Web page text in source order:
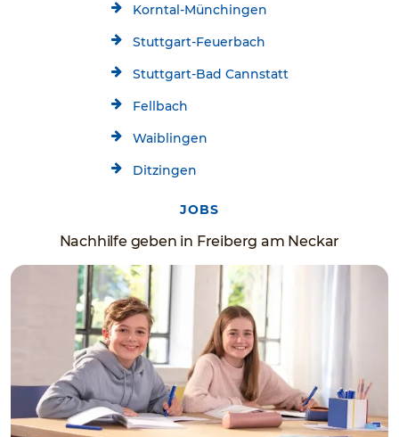
Korntal-Münchingen
Stuttgart-Feuerbach
Stuttgart-Bad Cannstatt
Fellbach
Waiblingen
Ditzingen
JOBS
Nachhilfe geben in Freiberg am Neckar